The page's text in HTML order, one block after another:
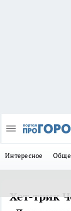
Интересное
Хет-трик